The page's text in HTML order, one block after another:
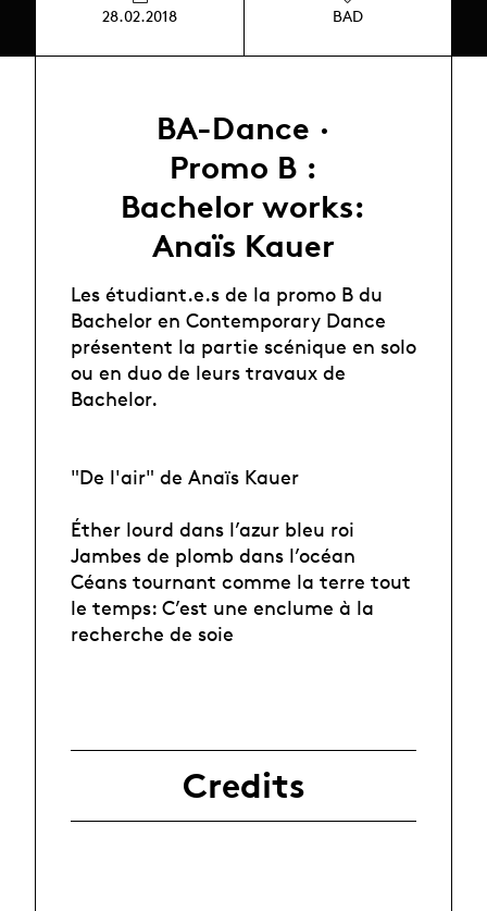
28.02.2018 BAD
BA-Dance ·
Promo B :
Bachelor works:
Anaïs Kauer
Les étudiant.e.s de la promo B du
Bachelor en Contemporary Dance
présentent la partie scénique en solo
ou en duo de leurs travaux de
Bachelor.
"De l'air" de Anaïs Kauer
Éther lourd dans l’azur bleu roi
Jambes de plomb dans l’océan
Céans tournant comme la terre tout
le temps: C’est une enclume à la
recherche de soie
Credits